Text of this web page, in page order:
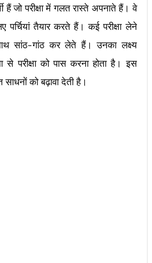
हैं जो परीक्षा में गलत रास्ते अपनाते हैं। वे
तैयार करते हैं। कई परीक्षा लेने
सांठ-गांठ कर लेते हैं। उनका लक्ष्य
परीक्षा को पास करना होता है। इस
साधनों को बढ़ावा देती है।